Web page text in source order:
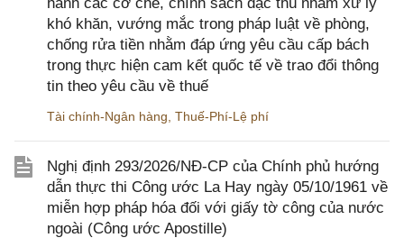
khó khăn, vướng mắc trong pháp luật về phòng,
chống rửa tiền nhằm đáp ứng yêu cầu cấp bách
trong thực hiện cam kết quốc tế về trao đổi thông
tin theo yêu cầu về thuế
Tài chính-Ngân hàng Thuế-Phí-Lệ phí
Nghị định 293/2026/NĐ-CP của Chính phủ hướng
dẫn thực thi Công ước La Hay ngày 05/10/1961 về
miễn hợp pháp hóa đối với giấy tờ công của nước
ngoài (Công ước Apostille)